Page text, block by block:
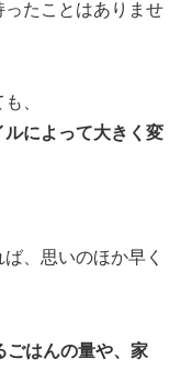
たことはありませ
、
ルによって大きく変
、思いのほか早く
ごはんの量や、家